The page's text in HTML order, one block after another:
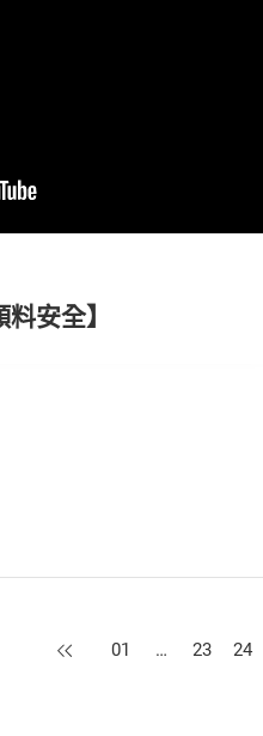
安全】
上一頁
01 … 23 24